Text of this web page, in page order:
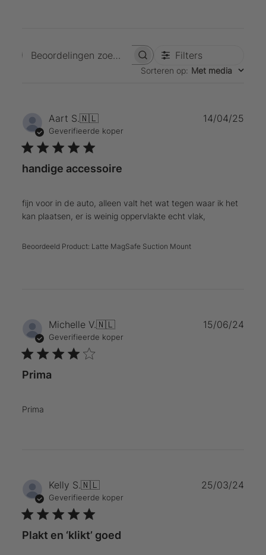
Beoordelingen zoekenFilters
Sorteren op: Met media
Aart S.🇳🇱
Geverifieerde koper
handige accessoire
fijn voor in de auto, alleen valt het wat tegen waar ik het
kan plaatsen, er is weinig oppervlakte echt vlak,
Beoordeeld Product: Latte MagSafe Suction Mount
14/04/25
Michelle V.🇳🇱
Geverifieerde koper
Prima
Prima
15/06/24
Kelly S.🇳🇱
Geverifieerde koper
Plakt en ‘klikt’ goed
25/03/24